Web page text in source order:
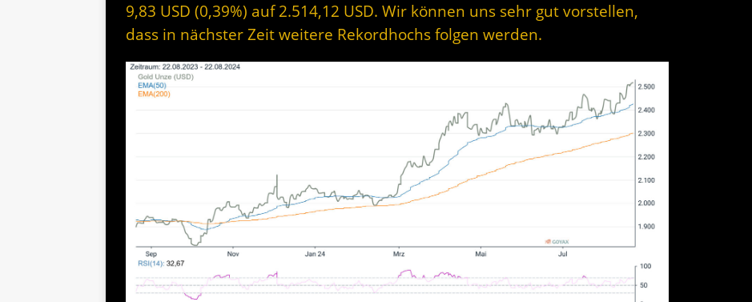
9,83 USD (0,39%) auf 2.514,12 USD. Wir können uns sehr gut vorstellen,
dass in nächster Zeit weitere Rekordhochs folgen werden.